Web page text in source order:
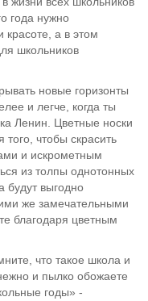
года нужно
красоте, а в этом
школьников
новые горизонты
и легче, когда ты
Ленин. Цветные носки
чтобы скрасить
и искрометным
из толпы однотонных
будут выгодно
же замечательными
благодаря цветным
что такое школа и
и пылко обожаете
годы» -